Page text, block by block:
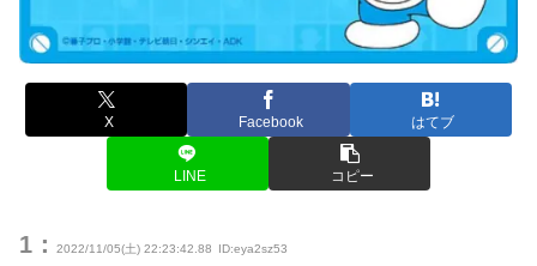
X Facebook はてブ
LINE コピー
1： 2022/11/05(土) 22:23:42.88 ID:eya2sz53